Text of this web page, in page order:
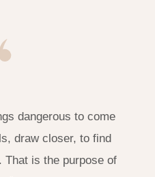
dangerous to come
draw closer, to find
That is the purpose of